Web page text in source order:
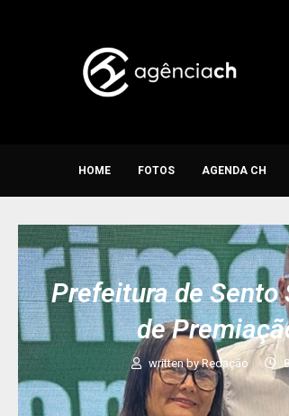
HOME FOTOS AGENDA CH
Prefeitura de Sento
de
written byRedação